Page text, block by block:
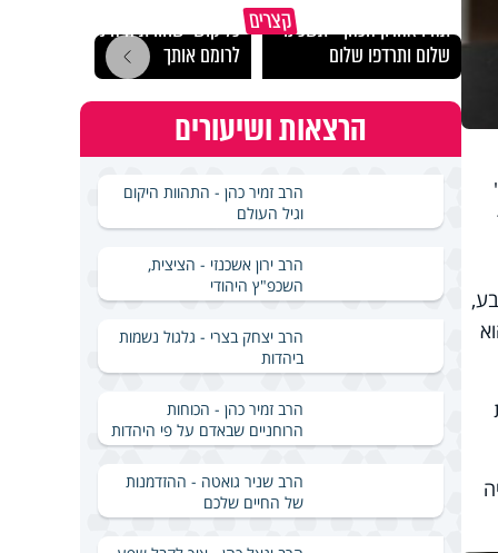
קצריםתהיו אהרון הכהן - תשכינו
שלום ותרדפו שלום
כל קושי שחווית היה ניסיון
לרומם אותך
הרצאות ושיעורים
הרב זמיר כהן - התהוות היקום
וגיל העולם
הרב ירון אשכנזי - הציצית,
השכפ"ץ היהודי
הרב יצחק בצרי - גלגול נשמות
ביהדות
הרב זמיר כהן - הכוחות
הרוחניים שבאדם על פי היהדות
הרב שניר גואטה - ההזדמנות
של החיים שלכם